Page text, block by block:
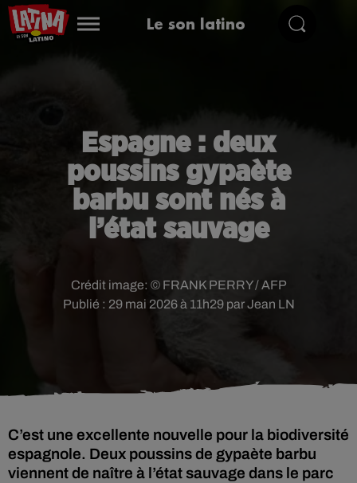
Le son latino
Espagne : deux
poussins gypaète
barbu sont nés à
l’état sauvage
Publié : 29 mai 2026 à 11h29 par Jean LN
Crédit image: © FRANK PERRY / AFP
C’est une excellente nouvelle pour la biodiversité
espagnole. Deux poussins de gypaète barbu
viennent de naître à l’état sauvage dans le parc